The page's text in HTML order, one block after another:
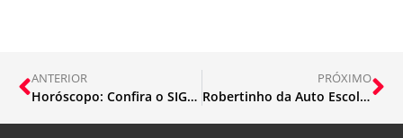
ANTERIOR
Horóscopo: Confira o SIGNO hoje 03/01
PRÓXIMO
Robertinho da Auto Escola, “o vereador fiscal do povo”